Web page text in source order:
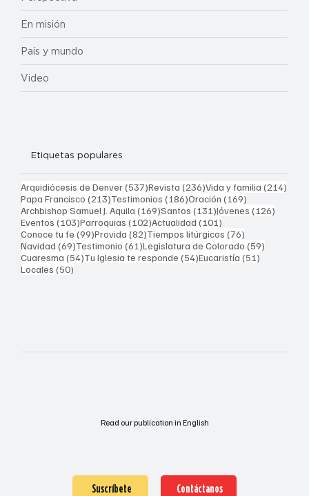
En misión
País y mundo
Video
Etiquetas populares
Arquidiócesis de Denver(537)537 entradas
Revista (236)236 entradas
Vida y familia (214)
Papa Francisco (213)213 entradas
Testimonios (186)186 entradas
Oración (169)
Archbishop Samuel J. Aquila (169)169 entradas
Santos (131)131 entradas
Jóvenes (126)
Eventos (103)103 entradas
Parroquias (102)102 entradas
Actualidad (101)
Conoce tu fe (99)99 entradas
Provida (82)82 entradas
Tiempos litúrgicos (76)
Navidad (69)69 entradas
Testimonio (61)61 entradas
Legislatura de Colorado (59)
Cuaresma (54)54 entradas
Tu Iglesia te responde (54)54 entradas
Eucaristía (51)
Locales (50)
Read our publication in English
Suscríbete Contáctanos